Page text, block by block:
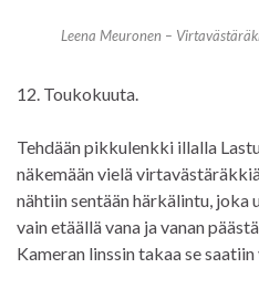
Leena Meuronen –
12. Toukokuuta.
Tehdään pikkulenkki illalla
näkemään vielä
nähtiin sentään härkälintu, joka
vain etäällä vana ja vanan
Kameran linssin takaa se